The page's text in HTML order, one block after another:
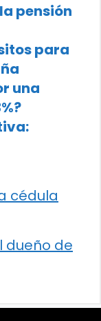
pensión
para
una
cédula
dueño de